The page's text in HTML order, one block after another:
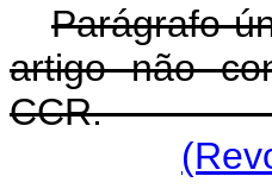
Parágrafo
artigo não